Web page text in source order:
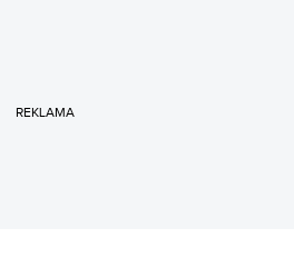
REKLAMA